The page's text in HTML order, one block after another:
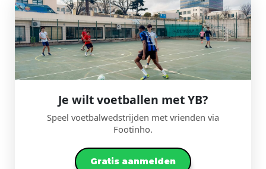
Je wilt voetballen met YB?
Speel voetbalwedstrijden met vrienden via
Footinho.
Gratis aanmelden